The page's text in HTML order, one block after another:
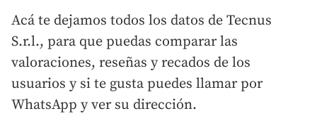
Acá te dejamos todos los datos de Tecnus
S.r.l., para que puedas comparar las
valoraciones, reseñas y recados de los
usuarios y si te gusta puedes llamar por
WhatsApp y ver su dirección.